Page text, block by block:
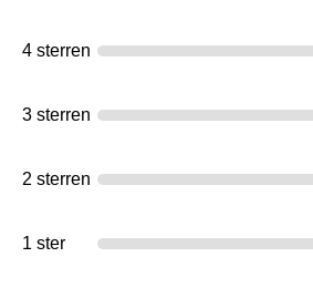
4 sterren
3 sterren
2 sterren
1 ster